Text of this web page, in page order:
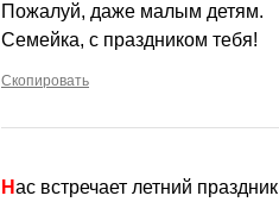
Пожалуй, даже малым детям.
Семейка, с праздником тебя!
Скопировать
Нас встречает летний праздник